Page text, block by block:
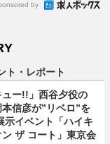
by
ト・レポート
ュー!!」西谷夕役の
信彦が”リベロ”を
示イベント「ハイキ
ザ コート」東京会